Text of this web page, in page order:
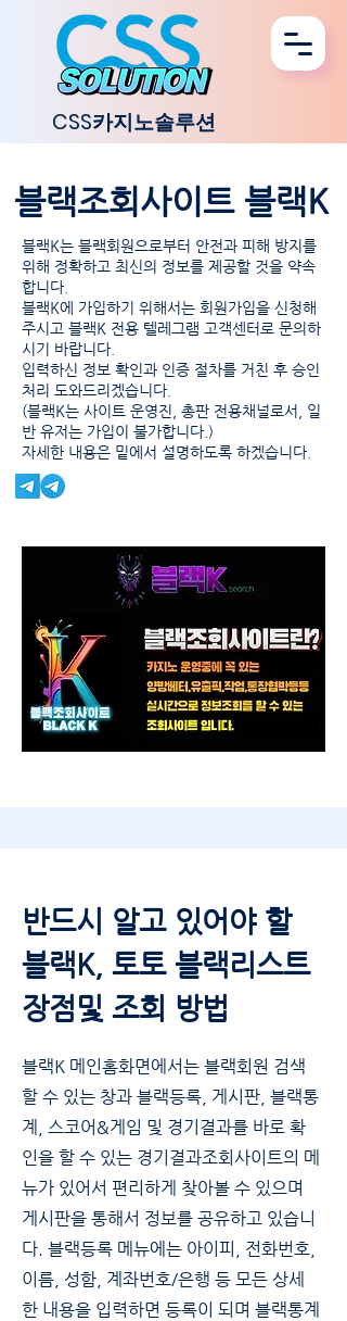
CSS카지노솔루션
블랙조회사이트 블랙K
블랙K는 블랙회원으로부터 안전과 피해 방지를
위해 정확하고 최신의 정보를 제공할 것을 약속
합니다.
블랙K에 가입하기 위해서는 회원가입을 신청해
주시고 블랙K 전용 텔레그램 고객센터로 문의하
시기 바랍니다.
입력하신 정보 확인과 인증 절차를 거친 후 승인
처리 도와드리겠습니다.
(블랙K는 사이트 운영진, 총판 전용채널로서, 일
반 유저는 가입이 불가합니다.)
​자세한 내용은 밑에서 설명하도록 하겠습니다.
반드시 알고 있어야 할
블랙K, 토토 블랙리스트
장점및 조회 방법
블랙K 메인홈화면에서는 블랙회원 검색
할 수 있는 창과 블랙등록, 게시판, 블랙통
계, 스코어&게임 및 경기결과를 바로 확
인을 할 수 있는 경기결과조회사이트의 메
뉴가 있어서 편리하게 찾아볼 수 있으며
게시판을 통해서 정보를 공유하고 있습니
다. 블랙등록 메뉴에는 아이피, 전화번호,
이름, 성함, 계좌번호/은행 등 모든 상세
한 내용을 입력하면 등록이 되며 블랙통계